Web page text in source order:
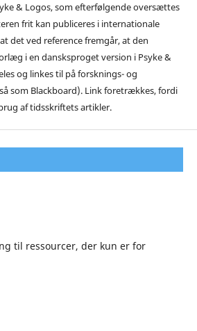
& Logos, som efterfølgende oversættes
frit kan publiceres i internationale
det ved reference fremgår, at den
i en dansksproget version i Psyke &
og linkes til på forsknings- og
som Blackboard). Link foretrækkes, fordi
af tidsskriftets artikler.
til ressourcer, der kun er for